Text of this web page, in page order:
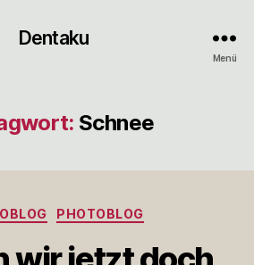
Dentaku
Menü
Schnee
Kategorien
PHOTOBLOG